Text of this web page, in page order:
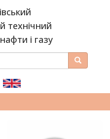
технічний
і газу
Пошук